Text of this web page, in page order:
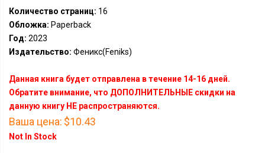
Количество страниц: 16
Обложка: Paperback
Год: 2023
Издательство: Феникс(Feniks)
Данная книга будет отправлена в течение 14-16 дней.
Обратите внимание, что ДОПОЛНИТЕЛЬНЫЕ скидки на
данную книгу НЕ распространяются.
Ваша цена: $10.43
Not In Stock